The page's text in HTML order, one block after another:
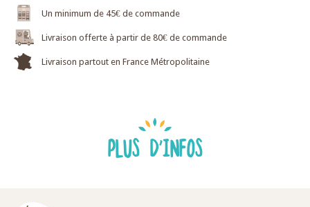
Un minimum de 45€ de commande
Livraison offerte à partir de 80€ de commande
Livraison partout en France Métropolitaine
PLUS D'INFOS